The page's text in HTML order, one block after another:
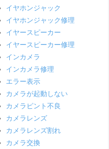
イヤホンジャック
イヤホンジャック修理
イヤースピーカー
イヤースピーカー修理
インカメラ
インカメラ修理
エラー表示
カメラが起動しない
カメラピント不良
カメラレンズ
カメラレンズ割れ
カメラ交換